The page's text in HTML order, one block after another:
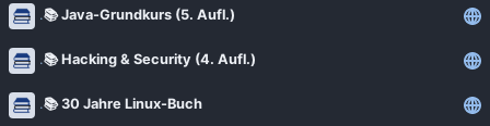
📚 Java-Grundkurs (5. Aufl.)
📚 Hacking & Security (4. Aufl.)
📚 30 Jahre Linux-Buch